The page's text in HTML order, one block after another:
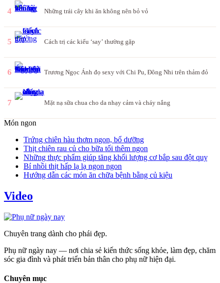
4 Những trái cây khi ăn không nên bỏ vỏ
5 Cách trị các kiểu ‘say’ thường gặp
6 Trương Ngọc Ánh đọ sexy với Chi Pu, Đông Nhi trên thảm đỏ
7 Mặt nạ sữa chua cho da nhạy cảm và cháy nắng
Món ngon
Trứng chiên hàu thơm ngon, bổ dưỡng
Thịt chiên rau củ cho bữa tối thêm ngon
Những thực phẩm giúp tăng khối lượng cơ bắp sau đột quỵ
Bí nhồi thịt hấp lạ lạ ngon ngon
Hướng dẫn các món ăn chữa bệnh bằng củ kiệu
Video
Chuyên trang dành cho phái đẹp.
Phụ nữ ngày nay — nơi chia sẻ kiến thức sống khỏe, làm đẹp, chăm
sóc gia đình và phát triển bản thân cho phụ nữ hiện đại.
Chuyên mục